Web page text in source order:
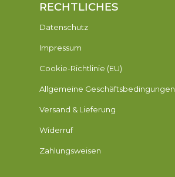
RECHTLICHES
Datenschutz
Impressum
Cookie-Richtlinie (EU)
Allgemeine Geschäftsbedingungen
Versand & Lieferung
Widerruf
Zahlungsweisen